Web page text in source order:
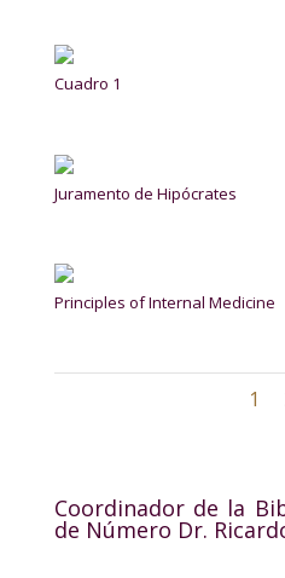
Cuadro 1
Juramento de Hipócrates
Principles of Internal Medicine
1
Coordinador de la
de Número Dr.